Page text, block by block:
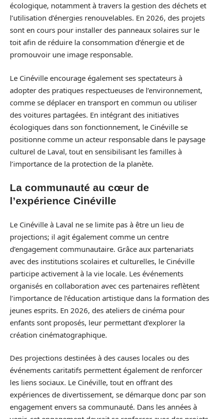
écologique, notamment à travers la gestion des déchets et
l’utilisation d’énergies renouvelables. En 2026, des projets
sont en cours pour installer des panneaux solaires sur le
toit afin de réduire la consommation d’énergie et de
promouvoir une image responsable.
Le Cinéville encourage également ses spectateurs à
adopter des pratiques respectueuses de l’environnement,
comme se déplacer en transport en commun ou utiliser
des voitures partagées. En intégrant des initiatives
écologiques dans son fonctionnement, le Cinéville se
positionne comme un acteur responsable dans le paysage
culturel de Laval, tout en sensibilisant les familles à
l’importance de la protection de la planète.
La communauté au cœur de
l’expérience Cinéville
Le Cinéville à Laval ne se limite pas à être un lieu de
projections; il agit également comme un centre
d’engagement communautaire. Grâce aux partenariats
avec des institutions scolaires et culturelles, le Cinéville
participe activement à la vie locale. Les événements
organisés en collaboration avec ces partenaires reflètent
l’importance de l’éducation artistique dans la formation des
jeunes esprits. En 2026, des ateliers de cinéma pour
enfants sont proposés, leur permettant d’explorer la
création cinématographique.
Des projections destinées à des causes locales ou des
événements caritatifs permettent également de renforcer
les liens sociaux. Le Cinéville, tout en offrant des
expériences de divertissement, se démarque donc par son
engagement envers sa communauté. Dans les années à